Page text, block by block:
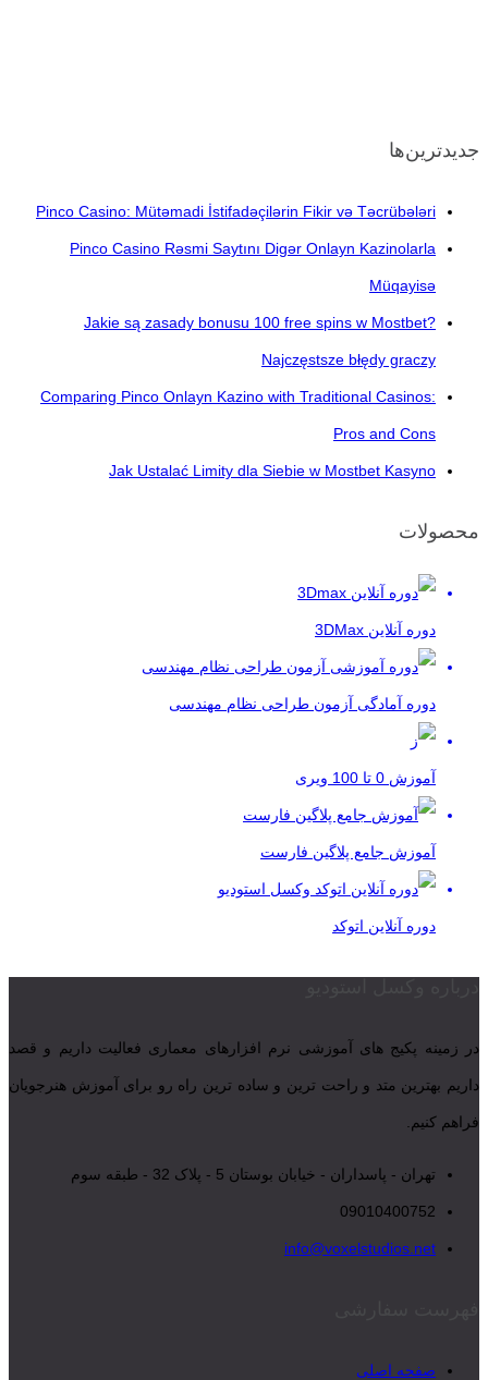
جدیدترین‌ها
Pinco Casino: Mütəmadi İstifadəçilərin Fikir və Təcrübələri
Pinco Casino Rəsmi Saytını Digər Onlayn Kazinolarla
Müqayisə
Jakie są zasady bonusu 100 free spins w Mostbet?
Najczęstsze błędy graczy
Comparing Pinco Onlayn Kazino with Traditional Casinos:
Pros and Cons
Jak Ustalać Limity dla Siebie w Mostbet Kasyno
محصولات
دوره آنلاین 3DMax
دوره آمادگی آزمون طراحی نظام مهندسی
آموزش 0 تا 100 ویری
آموزش جامع پلاگین فارست
دوره آنلاین اتوکد
در زمینه پکیج های آموزشی نرم افزارهای معماری فعالیت داریم و قصد
داریم بهترین متد و راحت ترین و ساده ترین راه رو برای آموزش هنرجویان
فراهم کنیم.
تهران - پاسداران - خیابان بوستان 5 - پلاک 32 - طبقه سوم
09010400752
info@voxelstudios.net
صفحه اصلی